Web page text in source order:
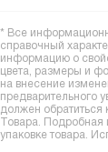
* Все
справочный
информацию о
цвета, размеры и
на внесение
предварительного
должен обратиться
Товара. Подробная
упаковке товара.